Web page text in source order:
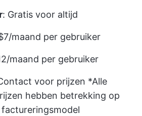
: Gratis voor altijd
maand per gebruiker
maand per gebruiker
voor prijzen *Alle
hebben betrekking op